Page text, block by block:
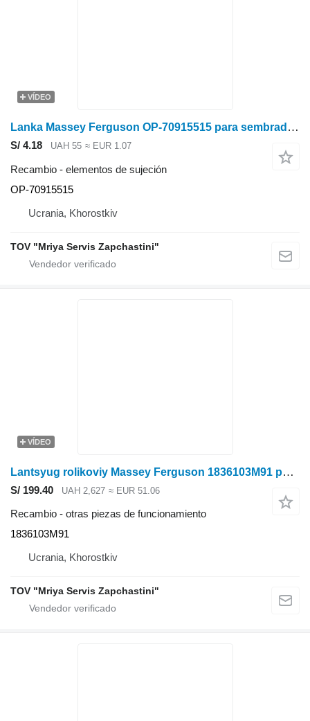
VÍDEO
Lanka Massey Ferguson OP-70915515 para sembradora
S/ 4.18 UAH 55 ≈ EUR 1.07
Recambio - elementos de sujeción
OP-70915515
Ucrania, Khorostkiv
TOV "Mriya Servis Zapchastini"
VÍDEO
Lantsyug rolikoviy Massey Ferguson 1836103M91 para sembradora
S/ 199.40 UAH 2,627 ≈ EUR 51.06
Recambio - otras piezas de funcionamiento
1836103M91
Ucrania, Khorostkiv
TOV "Mriya Servis Zapchastini"